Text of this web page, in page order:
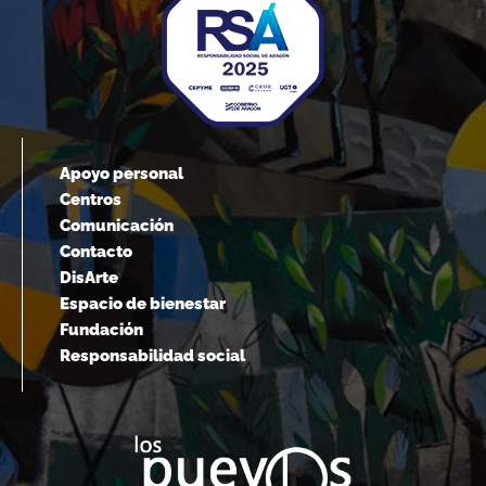
Apoyo personal
Centros
Comunicación
Contacto
DisArte
Espacio de bienestar
Fundación
Responsabilidad social